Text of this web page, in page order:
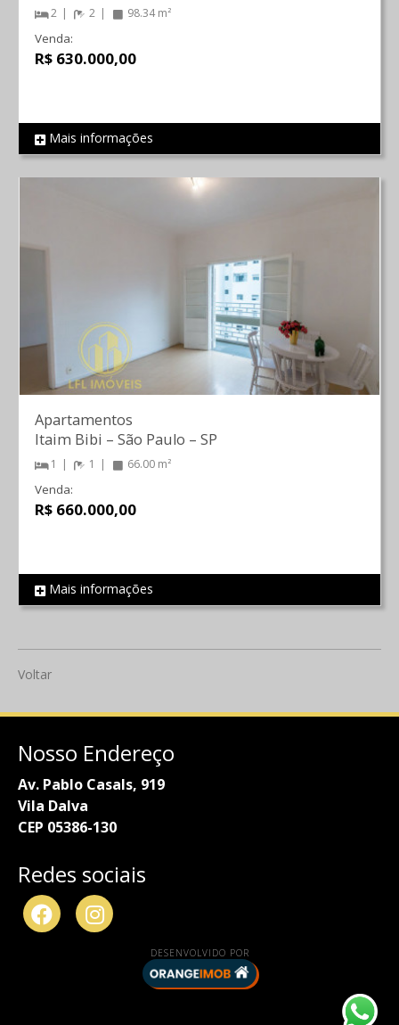
REF 847
2 2 98.34 m²
Venda:
R$ 630.000,00
Mais informações
REF 694
Apartamentos
Itaim Bibi – São Paulo – SP
1 1 66.00 m²
Venda:
R$ 660.000,00
Mais informações
Voltar
Nosso Endereço
Av. Pablo Casals, 919
Vila Dalva
CEP 05386-130
Redes sociais
DESENVOLVIDO POR